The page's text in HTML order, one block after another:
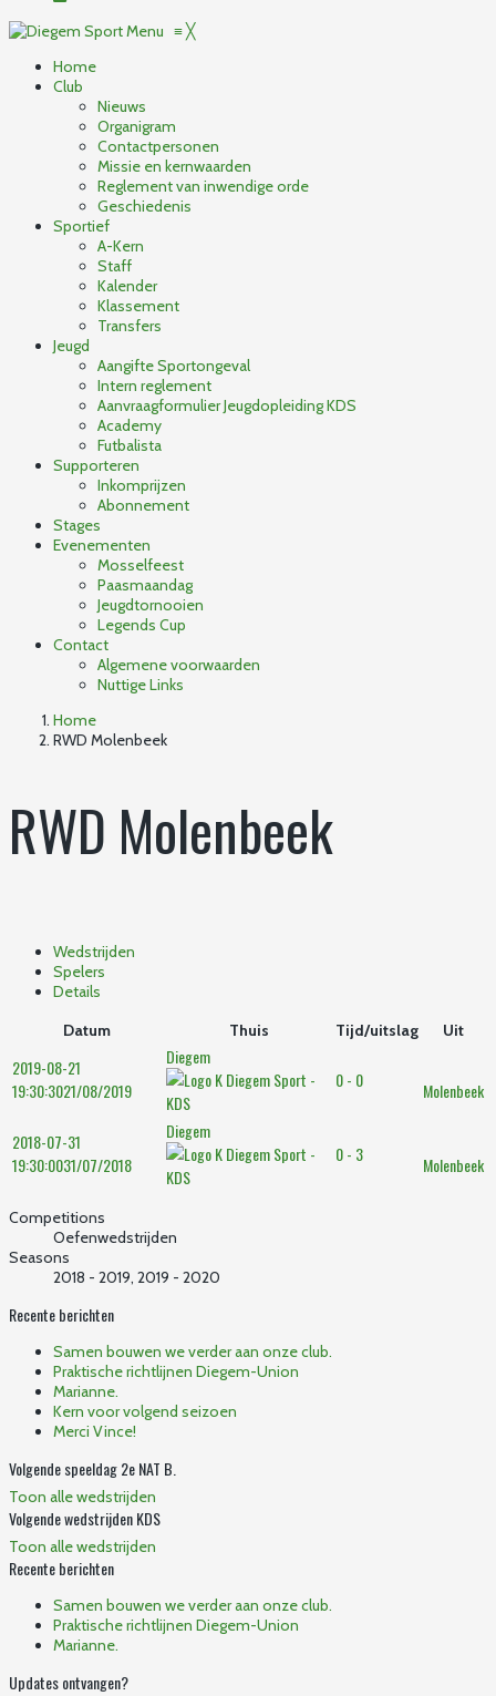
Menu ≡╳
Home
Club
Nieuws
Organigram
Contactpersonen
Missie en kernwaarden
Reglement van inwendige orde
Geschiedenis
Sportief
A-Kern
Staff
Kalender
Klassement
Transfers
Jeugd
Aangifte Sportongeval
Intern reglement
Aanvraagformulier Jeugdopleiding KDS
Academy
Futbalista
Supporteren
Inkomprijzen
Abonnement
Stages
Evenementen
Mosselfeest
Paasmaandag
Jeugdtornooien
Legends Cup
Contact
Algemene voorwaarden
Nuttige Links
Home
RWD Molenbeek
RWD Molenbeek
Wedstrijden
Spelers
Details
Datum
Thuis Tijd/uitslag Uit
2019-08-21
19:30:3021/08/2019
Diegem
0 - 0
Molenbeek
2018-07-31
19:30:0031/07/2018
Diegem
0 - 3
Molenbeek
Competitions
Oefenwedstrijden
Seasons
2018 - 2019, 2019 - 2020
Recente berichten
Samen bouwen we verder aan onze club.
Praktische richtlijnen Diegem-Union
Marianne.
Kern voor volgend seizoen
Merci Vince!
Volgende speeldag 2e NAT B.
Toon alle wedstrijden
Volgende wedstrijden KDS
Toon alle wedstrijden
Recente berichten
Samen bouwen we verder aan onze club.
Praktische richtlijnen Diegem-Union
Marianne.
Updates ontvangen?